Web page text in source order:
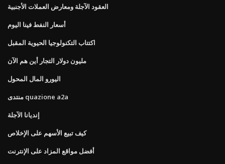
العقود الآجلة ومعارض العملات الأجنبية
أسعار النفط فينا اليوم
اكتتاب التكنولوجيا الحيوية المقبل
مليون دولار التجار أين هم الآن
اليورو المال المحول
منتدى quazione a2a
إنديانا الآجلة
كيف تبيع الأسهم على الإخلاص
أفضل مواقع المزاد على الإنترنت